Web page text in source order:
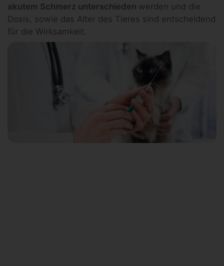
akutem Schmerz unterschieden werden und die
Dosis, sowie das Alter des Tieres sind entscheidend
für die Wirksamkeit.